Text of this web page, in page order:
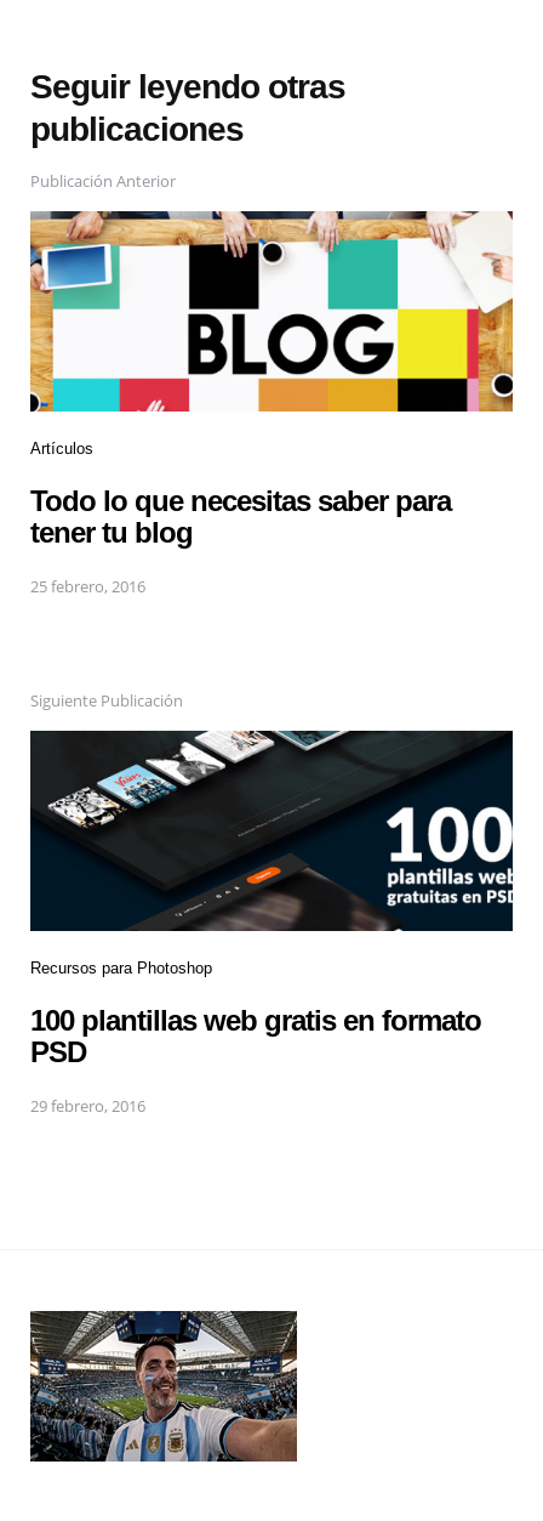
Seguir leyendo otras
publicaciones
Publicación Anterior
Artículos
Todo lo que necesitas saber para
tener tu blog
25 febrero, 2016
Siguiente Publicación
Recursos para Photoshop
100 plantillas web gratis en formato
PSD
29 febrero, 2016